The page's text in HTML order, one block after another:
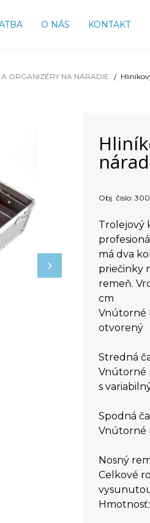
O NÁS KONTAKT
A ORGANIZÉRY NA NÁRADIE
Obj. čislo:
Trolejový
má dva
priečinky
remeň.
cm
Vnútorné
otvorený
Stredná
Vnútorné
s
Spodná
Vnútorné
Nosný
Celkové